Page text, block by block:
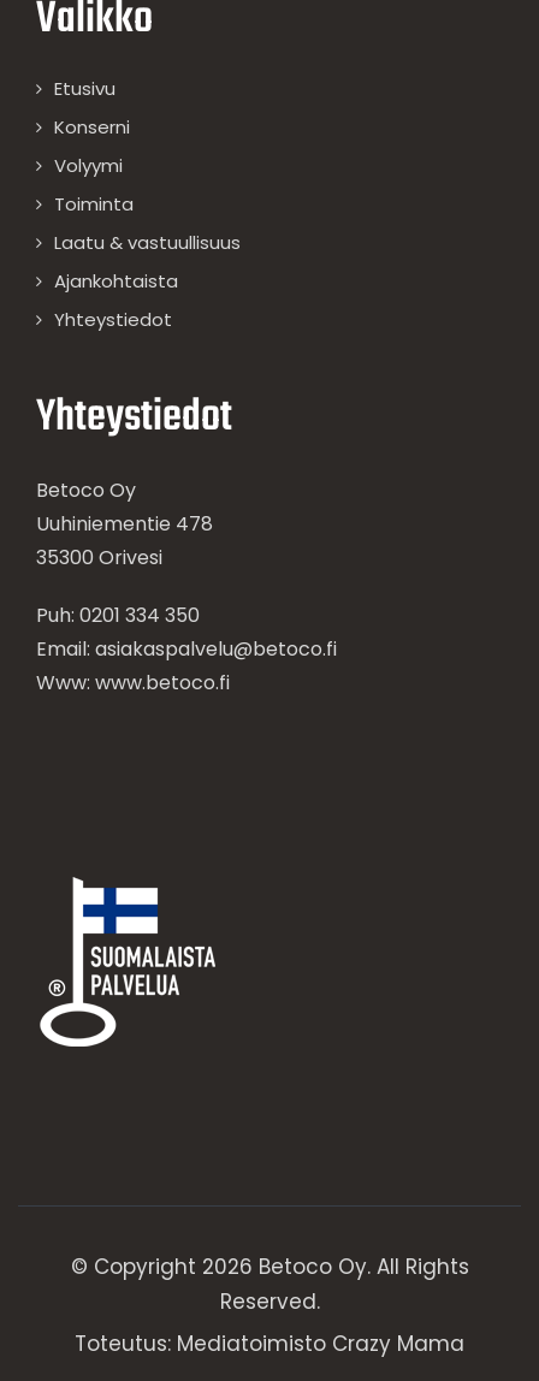
Valikko
Etusivu
Konserni
Volyymi
Toiminta
Laatu & vastuullisuus
Ajankohtaista
Yhteystiedot
Yhteystiedot
Betoco Oy
Uuhiniementie 478
35300 Orivesi
Puh: 0201 334 350
Email: asiakaspalvelu@betoco.fi
Www: www.betoco.fi
© Copyright 2026 Betoco Oy. All Rights
Reserved.
Toteutus: Mediatoimisto Crazy Mama